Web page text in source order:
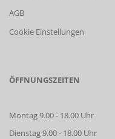
AGB
Cookie Einstellungen
ÖFFNUNGSZEITEN
Montag 9.00 - 18.00 Uhr
Dienstag 9.00 - 18.00 Uhr